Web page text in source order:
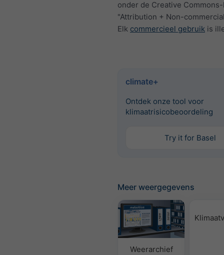
onder de Creative
"Attribution + Non-
Elk commercieel gebruik is
climate+
Ontdek onze tool voor
klimaatrisicobeoordeling
Try it for Basel
Meer weergegevens
Weerarchief